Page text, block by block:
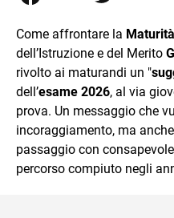
da lì non mi sono più
mente.
Come affrontare la Maturità
dell’Istruzione e del Merito
rivolto ai maturandi un "
dell’esame 2026, al via
prova. Un messaggio che
incoraggiamento, ma
passaggio con
percorso compiuto negli